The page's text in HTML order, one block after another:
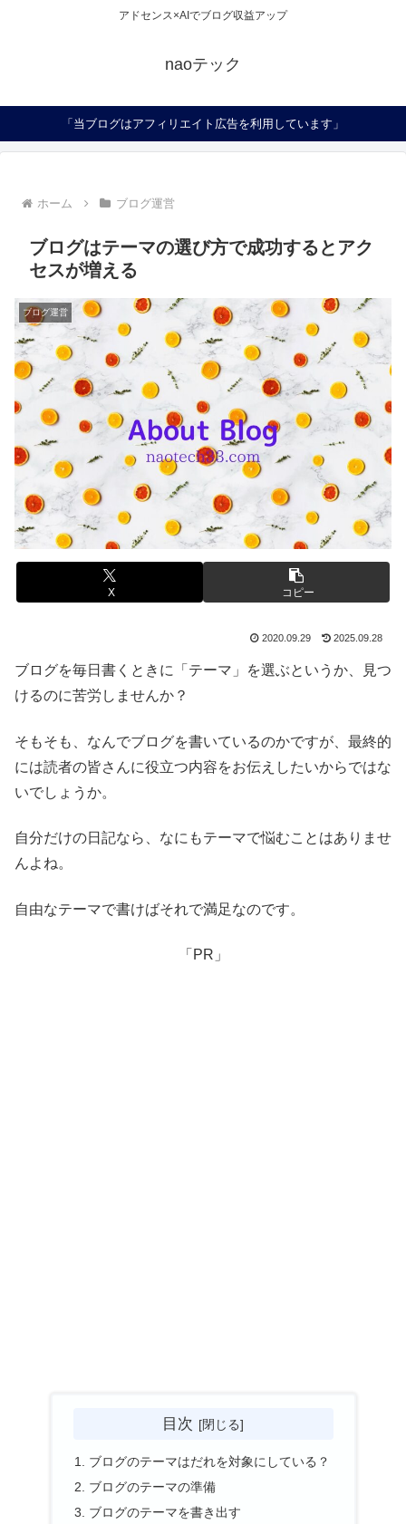
アドセンス×AIでブログ収益アップ
naoテック
「当ブログはアフィリエイト広告を利用しています」
ホーム ブログ運営
ブログはテーマの選び方で成功するとアク
セスが増える
ブログ運営
X コピー
2020.09.29 2025.09.28
ブログを毎日書くときに「テーマ」を選ぶというか、見つ
けるのに苦労しませんか？
そもそも、なんでブログを書いているのかですが、最終的
には読者の皆さんに役立つ内容をお伝えしたいからではな
いでしょうか。
自分だけの日記なら、なにもテーマで悩むことはありませ
んよね。
自由なテーマで書けばそれで満足なのです。
「PR」
目次
ブログのテーマはだれを対象にしている？
ブログのテーマの準備
ブログのテーマを書き出す